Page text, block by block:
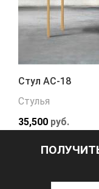
Стул АС-18
Стулья
35,500 руб.